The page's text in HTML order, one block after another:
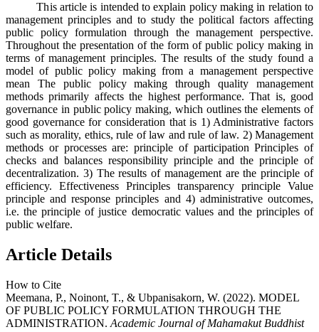
This article is intended to explain policy making in relation to
management principles and to study the political factors affecting
public policy formulation through the management perspective.
Throughout the presentation of the form of public policy making in
terms of management principles. The results of the study found a
model of public policy making from a management perspective
mean The public policy making through quality management
methods primarily affects the highest performance. That is, good
governance in public policy making, which outlines the elements of
good governance for consideration that is 1) Administrative factors
such as morality, ethics, rule of law and rule of law. 2) Management
methods or processes are: principle of participation Principles of
checks and balances responsibility principle and the principle of
decentralization. 3) The results of management are the principle of
efficiency. Effectiveness Principles transparency principle Value
principle and response principles and 4) administrative outcomes,
i.e. the principle of justice democratic values and the principles of
public welfare.
Article Details
How to Cite
Meemana, P., Noinont, T., & Ubpanisakorn, W. (2022). MODEL
OF PUBLIC POLICY FORMULATION THROUGH THE
ADMINISTRATION. Academic Journal of Mahamakut Buddhist